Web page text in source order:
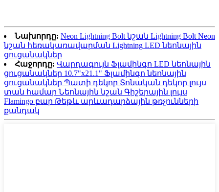
Նախորդը: Neon Lightning Bolt նշան Lightning Bolt Neon
նշան հեռակառավարման Lightning LED նեոնային
ցուցանակներ
Հաջորդը: Վարդագույն Ֆլամինգո LED նեոնային
ցուցանակներ 10.7"x21.1" Ֆլամինգո նեոնային
ցուցանակներ Պատի դեկոր Տոնական դեկոր լույս
տան համար Նեոնային նշան Գիշերային լույս
Flamingo բար Թեթև արևադարձային թռչունների
քանդակ